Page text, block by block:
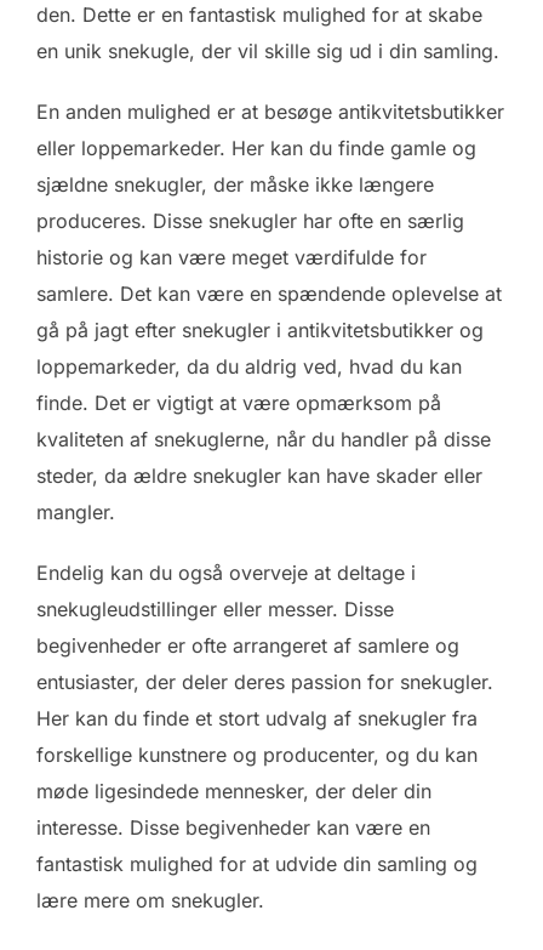
den. Dette er en fantastisk mulighed for at skabe
en unik snekugle, der vil skille sig ud i din samling.
En anden mulighed er at besøge antikvitetsbutikker
eller loppemarkeder. Her kan du finde gamle og
sjældne snekugler, der måske ikke længere
produceres. Disse snekugler har ofte en særlig
historie og kan være meget værdifulde for
samlere. Det kan være en spændende oplevelse at
gå på jagt efter snekugler i antikvitetsbutikker og
loppemarkeder, da du aldrig ved, hvad du kan
finde. Det er vigtigt at være opmærksom på
kvaliteten af snekuglerne, når du handler på disse
steder, da ældre snekugler kan have skader eller
mangler.
Endelig kan du også overveje at deltage i
snekugleudstillinger eller messer. Disse
begivenheder er ofte arrangeret af samlere og
entusiaster, der deler deres passion for snekugler.
Her kan du finde et stort udvalg af snekugler fra
forskellige kunstnere og producenter, og du kan
møde ligesindede mennesker, der deler din
interesse. Disse begivenheder kan være en
fantastisk mulighed for at udvide din samling og
lære mere om snekugler.